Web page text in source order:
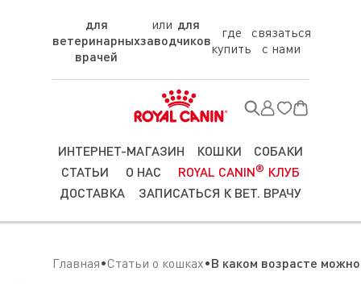
для
ветеринарных
врачей
для
заводчиков
где
купить
связаться
с нами
ИНТЕРНЕТ-МАГАЗИН КОШКИ
СОБАКИ
СТАТЬИ
О НАС ROYAL CANIN® КЛУБ
ДОСТАВКА
ЗАПИСАТЬСЯ К ВЕТ. ВРАЧУ
Главная Статьи о кошках В каком возрасте